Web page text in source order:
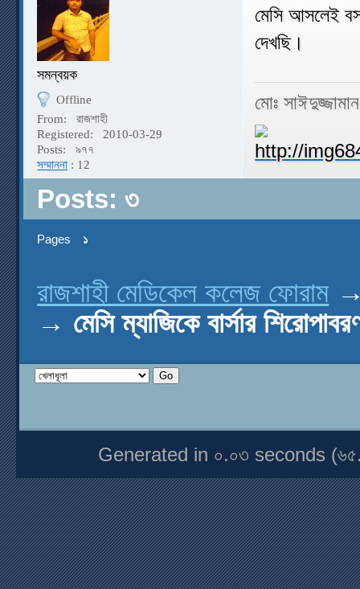
সমন্বয়ক
Offline
From:
রাজশাহী
Registered:
2010-03-29
Posts:
৯৭৭
সম্মাননা : 12
মেসি আসলেই
দেখছি।
মোঃ
Posts: ৩
Pages ১
রাজশাহী মেডিকেল কলেজ ফোরাম
→ মেসি ম্যাজিকে বার্সার
Generated in ০.০৩ seconds